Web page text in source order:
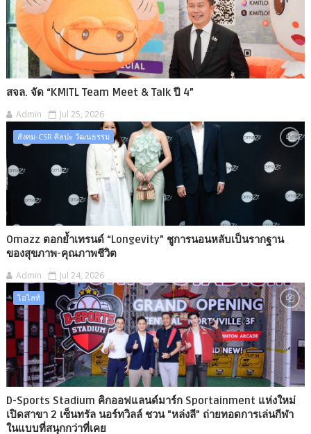
สจล. จัด “KMITL Team Meet & Talk ปี 4”
Admin Jul 25, 2026
สังคม-CSR ศิลปะ วัฒนธรรม
Omazz ตอกย้ำเทรนด์ “Longevity” ชูการนอนหลับเป็นรากฐาน
ของสุขภาพ-คุณภาพชีวิต
Admin Jul 24, 2026
ไฮไลท์​
D-Sports Stadium คิกออฟแลนด์มาร์ก Sportainment แห่งใหม่​
เปิดสาขา 2 เซ็นทรัล นอร์ทวิลล์ ชวน "หล่งลี" ถ่ายทอดการเล่นกีฬา
ในแบบที่สนุกกว่าที่เคย